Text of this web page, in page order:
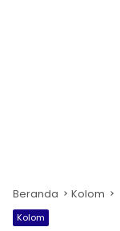
Beranda Kolom
Kolom